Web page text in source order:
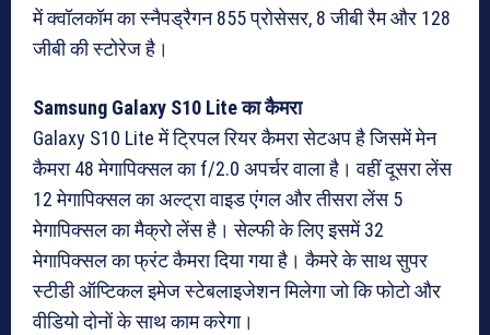
में क्वॉलकॉम का स्नैपड्रैगन 855 प्रोसेसर, 8 जीबी रैम और 128
जीबी की स्टोरेज है।
Samsung Galaxy S10 Lite का कैमरा
Galaxy S10 Lite में ट्रिपल रियर कैमरा सेटअप है जिसमें मेन
कैमरा 48 मेगापिक्सल का f/2.0 अपर्चर वाला है। वहीं दूसरा लेंस
12 मेगापिक्सल का अल्ट्रा वाइड एंगल और तीसरा लेंस 5
मेगापिक्सल का मैक्रो लेंस है। सेल्फी के लिए इसमें 32
मेगापिक्सल का फ्रंट कैमरा दिया गया है। कैमरे के साथ सुपर
स्टीडी ऑप्टिकल इमेज स्टेबलाइजेशन मिलेगा जो कि फोटो और
वीडियो दोनों के साथ काम करेगा।